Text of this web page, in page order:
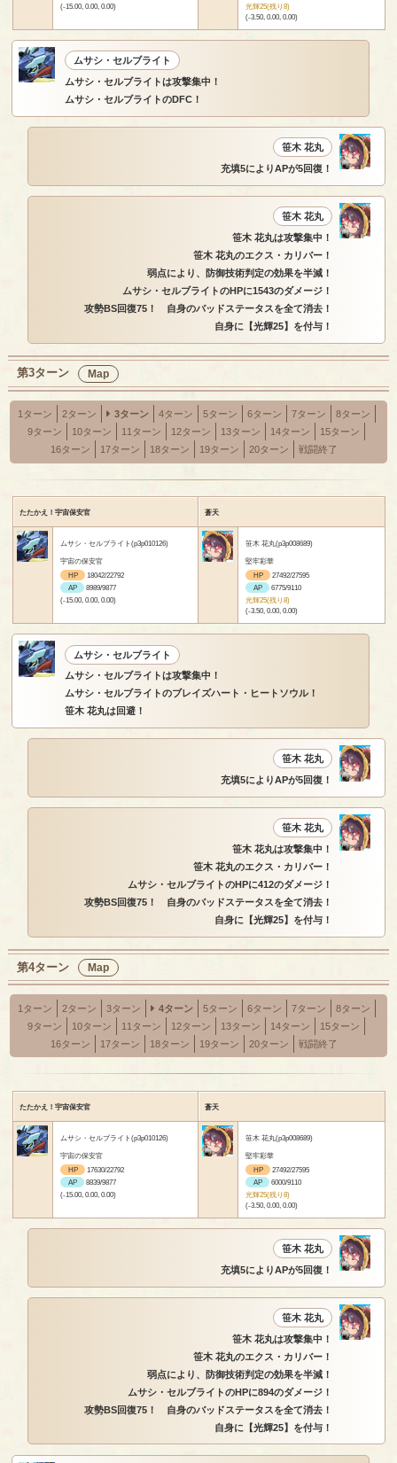
(-15.00, 0.00, 0.00)
光輝25(残り8)
(-3.50, 0.00, 0.00)
ムサシ・セルブライト
ムサシ・セルブライトは攻撃集中！
ムサシ・セルブライトのDFC！
笹木 花丸
充填5によりAPが5回復！
笹木 花丸
笹木 花丸は攻撃集中！
笹木 花丸のエクス・カリバー！
弱点により、防御技術判定の効果を半減！
ムサシ・セルブライトのHPに1543のダメージ！
攻勢BS回復75！ 自身のバッドステータスを全て消去！
自身に【光輝25】を付与！
第3ターン Map
1ターン 2ターン 3ターン 4ターン 5ターン 6ターン 7ターン
8ターン
9ターン
10ターン 11ターン 12ターン 13ターン 14ターン
15ターン
16ターン
17ターン 18ターン 19ターン 20ターン 戦闘終了
たたかえ！宇宙保安官 蒼天
ムサシ・セルブライト(p3p010126)
宇宙の保安官
HP
18042/22792
AP
8989/9877
(-15.00, 0.00, 0.00)
笹木 花丸(p3p008689)
堅牢彩華
HP
27492/27595
AP
6775/9110
光輝25(残り8)
(-3.50, 0.00, 0.00)
ムサシ・セルブライト
ムサシ・セルブライトは攻撃集中！
ムサシ・セルブライトのブレイズハート・ヒートソウル！
笹木 花丸は回避！
笹木 花丸
充填5によりAPが5回復！
笹木 花丸
笹木 花丸は攻撃集中！
笹木 花丸のエクス・カリバー！
ムサシ・セルブライトのHPに412のダメージ！
攻勢BS回復75！ 自身のバッドステータスを全て消去！
自身に【光輝25】を付与！
第4ターン Map
1ターン 2ターン 3ターン 4ターン 5ターン 6ターン 7ターン
8ターン
9ターン
10ターン 11ターン 12ターン 13ターン 14ターン
15ターン
16ターン
17ターン 18ターン 19ターン 20ターン 戦闘終了
たたかえ！宇宙保安官 蒼天
ムサシ・セルブライト(p3p010126)
宇宙の保安官
HP
17630/22792
AP
8839/9877
(-15.00, 0.00, 0.00)
笹木 花丸(p3p008689)
堅牢彩華
HP
27492/27595
AP
6000/9110
光輝25(残り8)
(-3.50, 0.00, 0.00)
笹木 花丸
充填5によりAPが5回復！
笹木 花丸
笹木 花丸は攻撃集中！
笹木 花丸のエクス・カリバー！
弱点により、防御技術判定の効果を半減！
ムサシ・セルブライトのHPに894のダメージ！
攻勢BS回復75！ 自身のバッドステータスを全て消去！
自身に【光輝25】を付与！